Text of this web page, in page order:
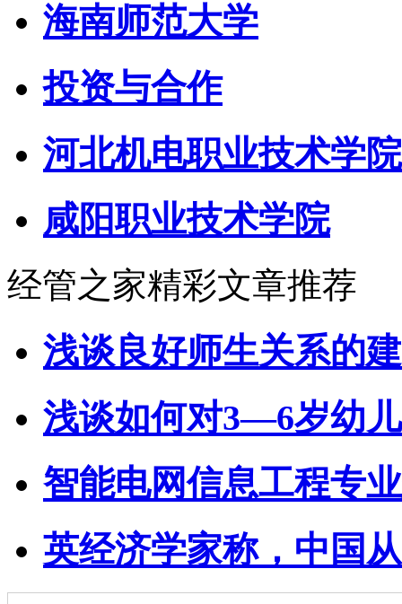
海南师范大学
投资与合作
河北机电职业技术学院
咸阳职业技术学院
经管之家精彩文章推荐
浅谈良好师生关系的
浅谈如何对3—6岁幼
智能电网信息工程专
英经济学家称，中国